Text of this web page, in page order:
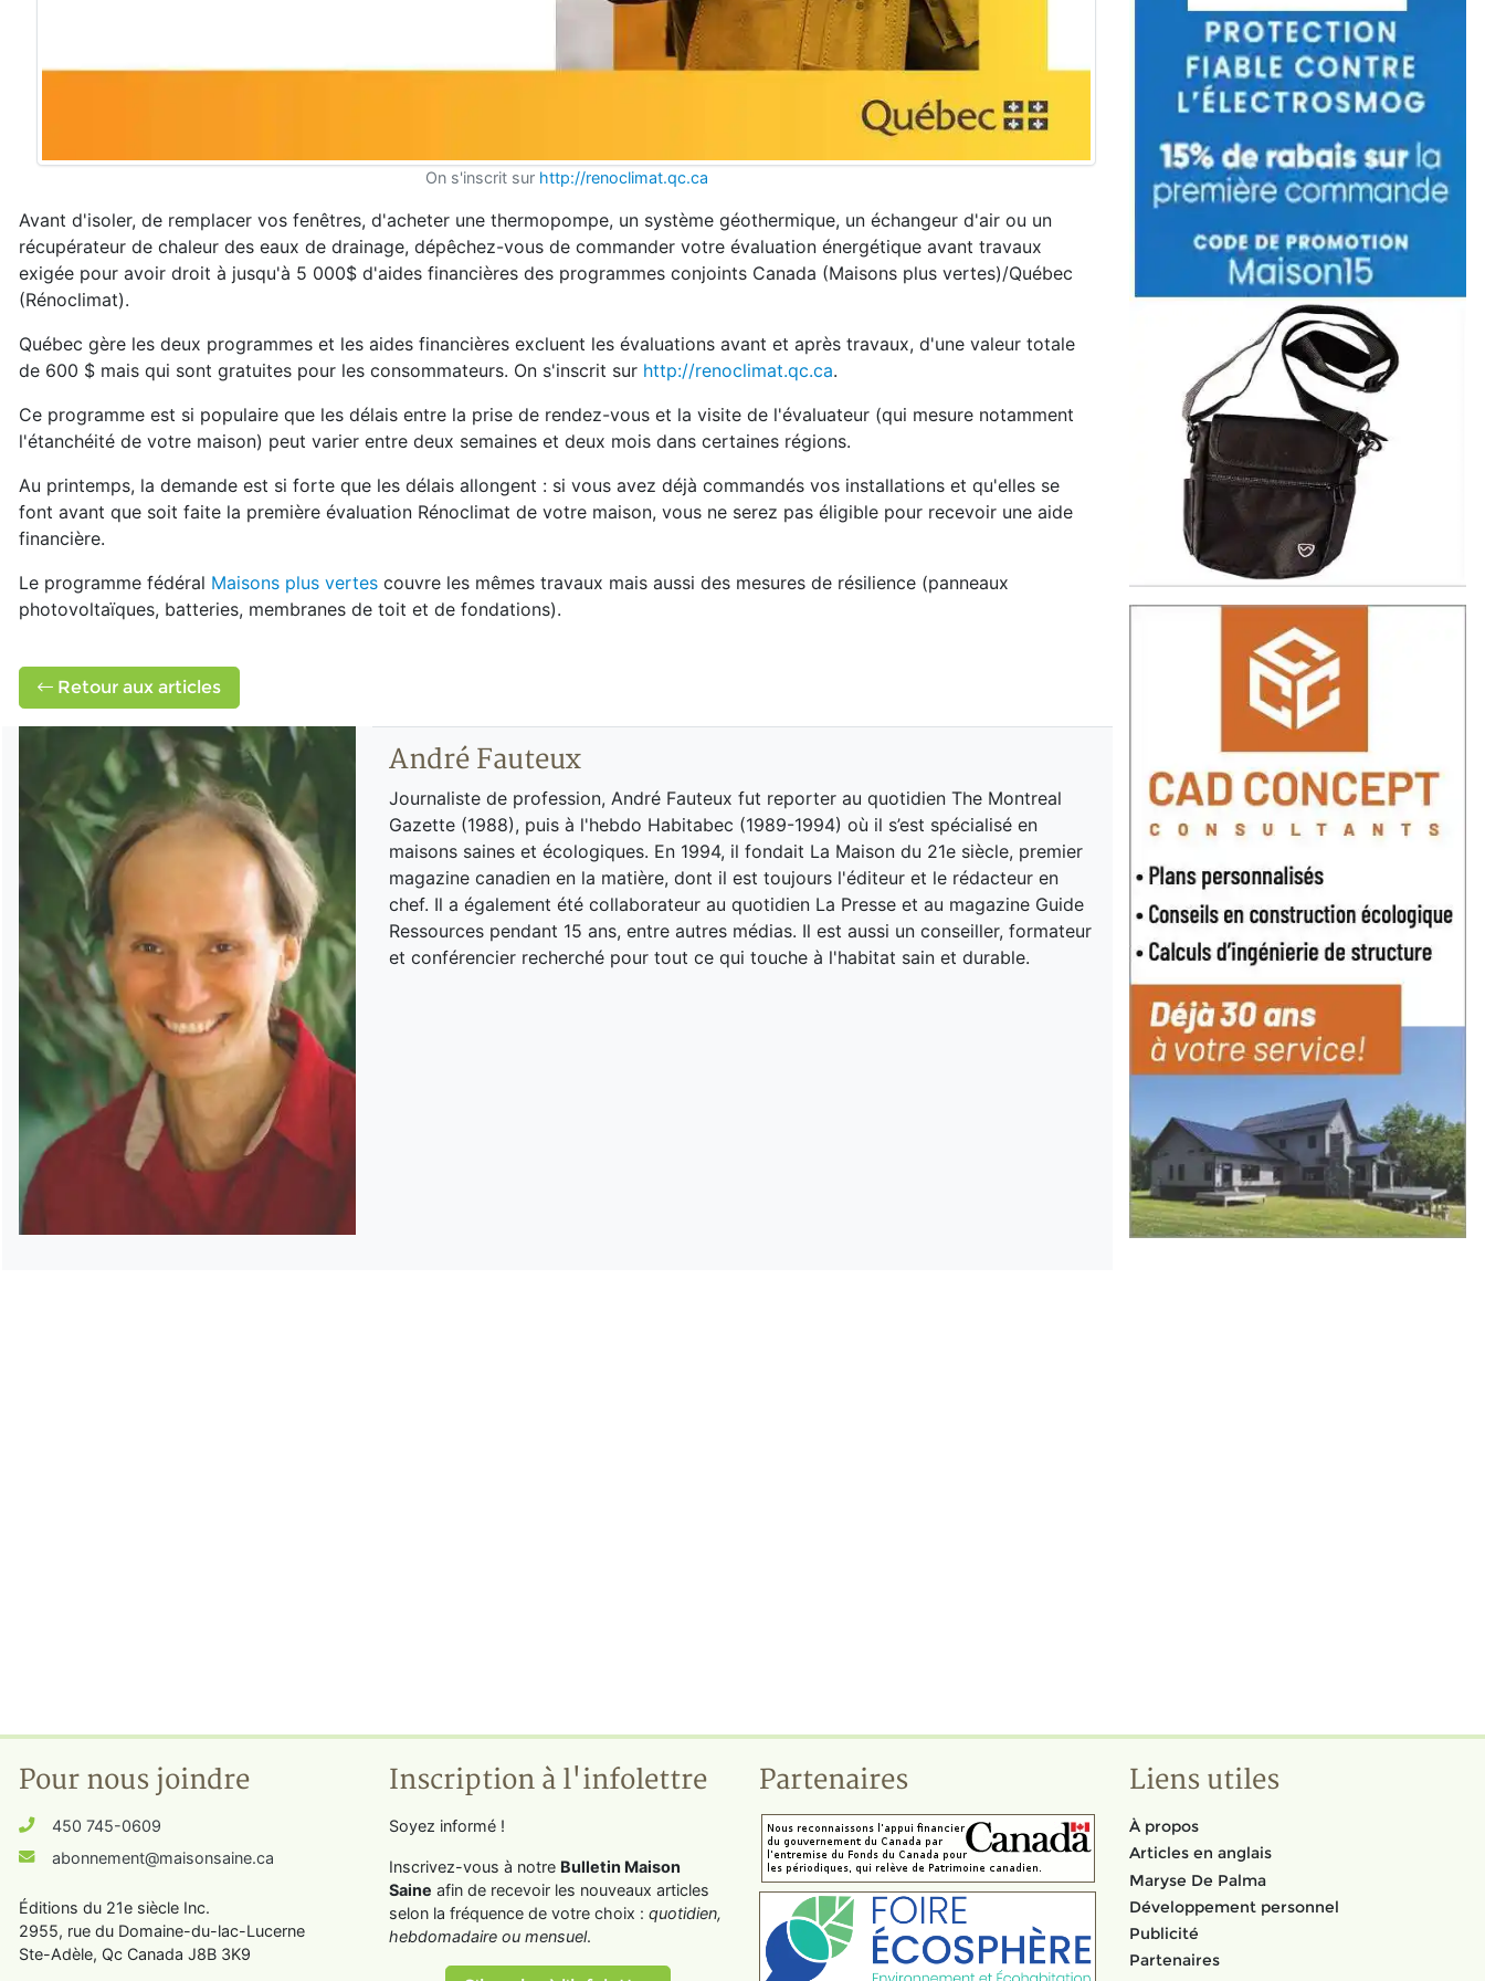
On s'inscrit sur http://renoclimat.qc.ca
Avant d'isoler, de remplacer vos fenêtres, d'acheter une thermopompe, un système géothermique, un échangeur d'air ou un
récupérateur de chaleur des eaux de drainage, dépêchez-vous de commander votre évaluation énergétique avant travaux
exigée pour avoir droit à jusqu'à 5 000$ d'aides financières des programmes conjoints Canada (Maisons plus vertes)/Québec
(Rénoclimat).
Québec gère les deux programmes et les aides financières excluent les évaluations avant et après travaux, d'une valeur totale
de 600 $ mais qui sont gratuites pour les consommateurs. On s'inscrit sur http://renoclimat.qc.ca.
Ce programme est si populaire que les délais entre la prise de rendez-vous et la visite de l'évaluateur (qui mesure notamment
l'étanchéité de votre maison) peut varier entre deux semaines et deux mois dans certaines régions.
Au printemps, la demande est si forte que les délais allongent : si vous avez déjà commandés vos installations et qu'elles se
font avant que soit faite la première évaluation Rénoclimat de votre maison, vous ne serez pas éligible pour recevoir une aide
financière.
Le programme fédéral Maisons plus vertes couvre les mêmes travaux mais aussi des mesures de résilience (panneaux
photovoltaïques, batteries, membranes de toit et de fondations).
Retour aux articles
André Fauteux
Journaliste de profession, André Fauteux fut reporter au quotidien The Montreal
Gazette (1988), puis à l'hebdo Habitabec (1989-1994) où il s’est spécialisé en
maisons saines et écologiques. En 1994, il fondait La Maison du 21e siècle, premier
magazine canadien en la matière, dont il est toujours l'éditeur et le rédacteur en
chef. Il a également été collaborateur au quotidien La Presse et au magazine Guide
Ressources pendant 15 ans, entre autres médias. Il est aussi un conseiller, formateur
et conférencier recherché pour tout ce qui touche à l'habitat sain et durable.
Pour nous joindre
450 745-0609
abonnement@maisonsaine.ca
Éditions du 21e siècle Inc.
2955, rue du Domaine-du-lac-Lucerne
Ste-Adèle, Qc Canada J8B 3K9
Inscription à l'infolettre
Soyez informé !
Inscrivez-vous à notre Bulletin Maison
Saine afin de recevoir les nouveaux articles
selon la fréquence de votre choix : quotidien,
hebdomadaire ou mensuel.
Partenaires Liens utiles
À propos
Articles en anglais
Maryse De Palma
Développement personnel
Publicité
Partenaires